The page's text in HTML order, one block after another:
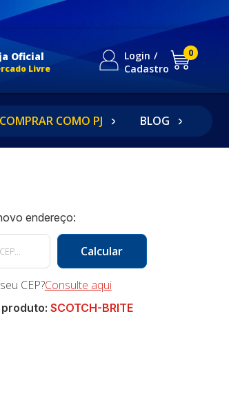
Oficial
Livre
Login
Cadastro
0
COMPRAR COMO PJ BLOG
CEP?Consulte aqui
SCOTCH-BRITE